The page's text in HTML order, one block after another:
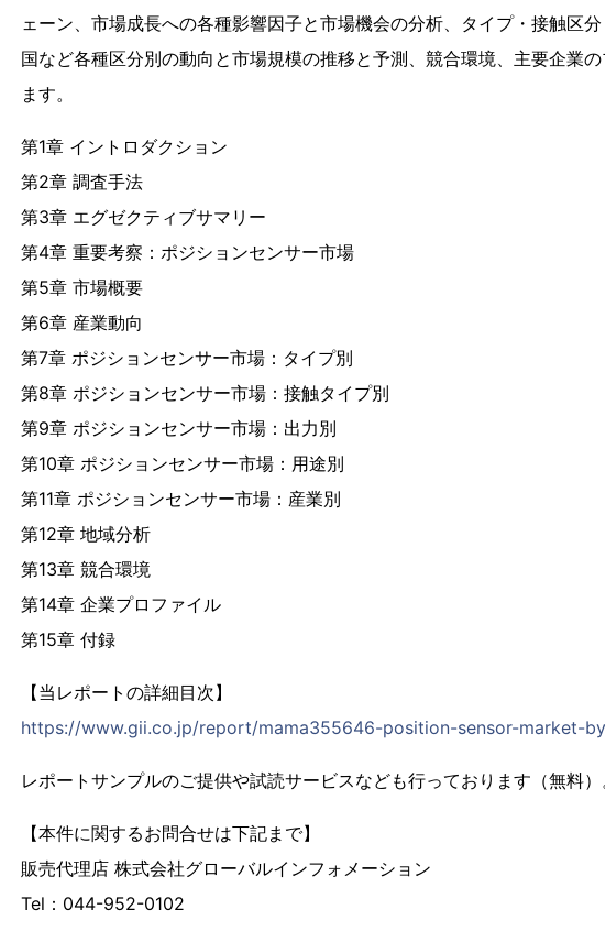
ェーン、市場成長への各種影響因子と市場機会の分析、タイプ・接触区
国など各種区分別の動向と市場規模の推移と予測、競合環境、主要企業
ます。
第1章 イントロダクション
第2章 調査手法
第3章 エグゼクティブサマリー
第4章 重要考察：ポジションセンサー市場
第5章 市場概要
第6章 産業動向
第7章 ポジションセンサー市場：タイプ別
第8章 ポジションセンサー市場：接触タイプ別
第9章 ポジションセンサー市場：出力別
第10章 ポジションセンサー市場：用途別
第11章 ポジションセンサー市場：産業別
第12章 地域分析
第13章 競合環境
第14章 企業プロファイル
第15章 付録
【当レポートの詳細目次】
https://www.gii.co.jp/report/mama355646-position-sensor-market-
レポートサンプルのご提供や試読サービスなども行っております（無料）
【本件に関するお問合せは下記まで】
販売代理店 株式会社グローバルインフォメーション
Tel：044-952-0102